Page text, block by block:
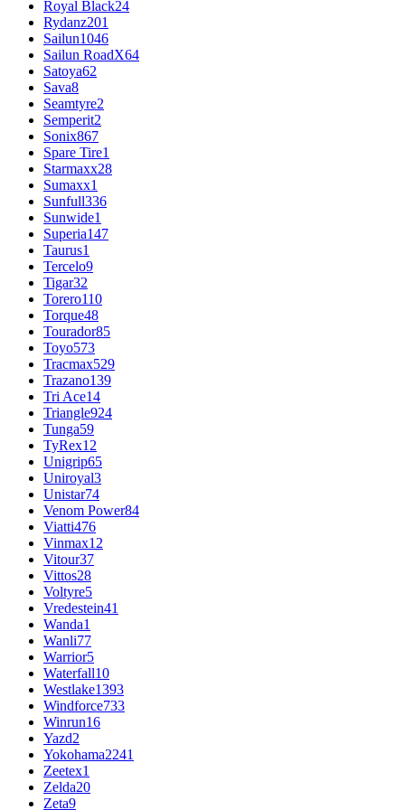
Royal Black24
Rydanz201
Sailun1046
Sailun RoadX64
Satoya62
Sava8
Seamtyre2
Semperit2
Sonix867
Spare Tire1
Starmaxx28
Sumaxx1
Sunfull336
Sunwide1
Superia147
Taurus1
Tercelo9
Tigar32
Torero110
Torque48
Tourador85
Toyo573
Tracmax529
Trazano139
Tri Ace14
Triangle924
Tunga59
TyRex12
Unigrip65
Uniroyal3
Unistar74
Venom Power84
Viatti476
Vinmax12
Vitour37
Vittos28
Voltyre5
Vredestein41
Wanda1
Wanli77
Warrior5
Waterfall10
Westlake1393
Windforce733
Winrun16
Yazd2
Yokohama2241
Zeetex1
Zelda20
Zeta9